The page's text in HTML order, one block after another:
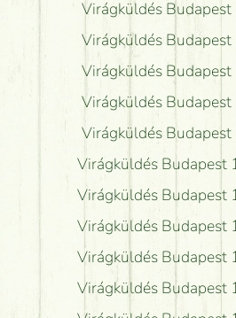
Virágküldés
Virágküldés
Virágküldés
Virágküldés
Virágküldés
Virágküldés Budapest
Virágküldés Budapest
Virágküldés Budapest
Virágküldés Budapest
Virágküldés Budapest